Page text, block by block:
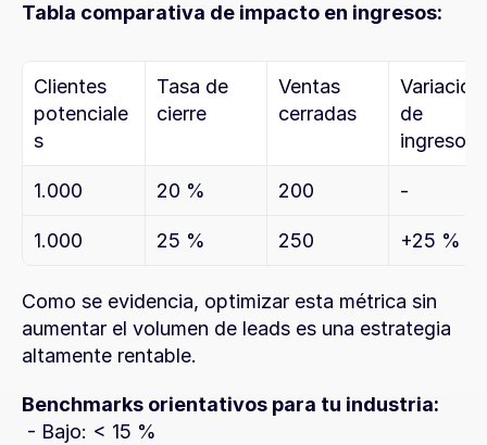
Tabla comparativa de impacto en ingresos:
Clientes
potenciale
s
Tasa de
cierre
Ventas
cerradas
Variación
de
ingresos
1.000 20 % 200 -
1.000 25 % 250 +25 %
Como se evidencia, optimizar esta métrica sin
aumentar el volumen de leads es una estrategia
altamente rentable.
Benchmarks orientativos para tu industria:
- Bajo: < 15 %